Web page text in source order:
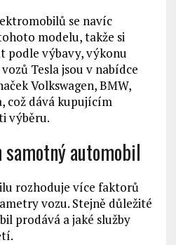
se navíc
modelu, takže si
podle výbavy, výkonu
Tesla jsou v nabídce
Volkswagen, BMW,
což dává kupujícím
výběru.
automobil
rozhoduje více faktorů
vozu. Stejně důležité
prodává a jaké služby